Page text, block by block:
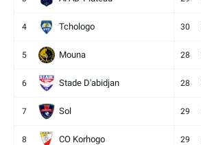
4 Tchologo 30
5 Mouna 28
6 Stade D'abidjan 28
7 Sol 29
8 CO Korhogo 29